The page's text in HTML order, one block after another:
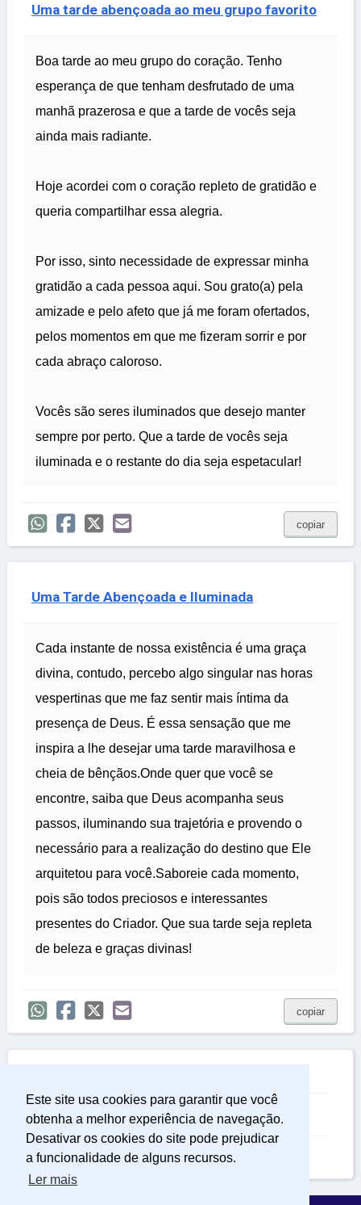
Este site usa cookies para garantir que você
obtenha a melhor experiência de navegação.
Desativar os cookies do site pode prejudicar
a funcionalidade de alguns recursos.
Ler mais
Uma tarde abençoada ao meu grupo favorito
Boa tarde ao meu grupo do coração. Tenho
esperança de que tenham desfrutado de uma
manhã prazerosa e que a tarde de vocês seja
ainda mais radiante.
Hoje acordei com o coração repleto de gratidão e
queria compartilhar essa alegria.
Por isso, sinto necessidade de expressar minha
gratidão a cada pessoa aqui. Sou grato(a) pela
amizade e pelo afeto que já me foram ofertados,
pelos momentos em que me fizeram sorrir e por
cada abraço caloroso.
Vocês são seres iluminados que desejo manter
sempre por perto. Que a tarde de vocês seja
iluminada e o restante do dia seja espetacular!
copiar
Uma Tarde Abençoada e Iluminada
Cada instante de nossa existência é uma graça
divina, contudo, percebo algo singular nas horas
vespertinas que me faz sentir mais íntima da
presença de Deus. É essa sensação que me
inspira a lhe desejar uma tarde maravilhosa e
cheia de bênçãos.Onde quer que você se
encontre, saiba que Deus acompanha seus
passos, iluminando sua trajetória e provendo o
necessário para a realização do destino que Ele
arquitetou para você.Saboreie cada momento,
pois são todos preciosos e interessantes
presentes do Criador. Que sua tarde seja repleta
de beleza e graças divinas!
copiar
Mensagem de Luz
Mensagem de Boa Tarde